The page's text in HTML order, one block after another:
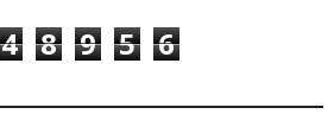
4 8 9 5 6